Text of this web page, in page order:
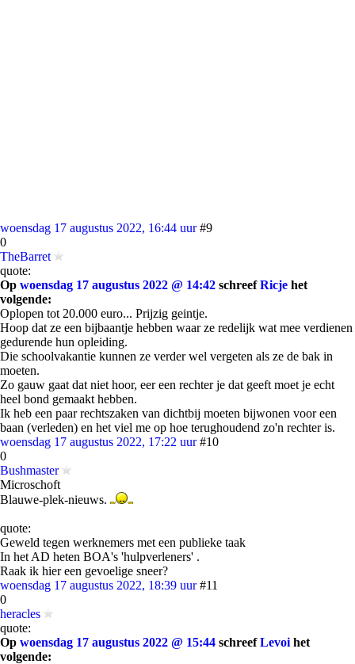
woensdag 17 augustus 2022, 16:44 uur #9
0
TheBarret
quote:
Op woensdag 17 augustus 2022 @ 14:42 schreefRicje het
volgende:
Oplopen tot 20.000 euro... Prijzig geintje.
Hoop dat ze een bijbaantje hebben waar ze redelijk wat mee verdienen
gedurende hun opleiding.
Die schoolvakantie kunnen ze verder wel vergeten als ze de bak in
moeten.
Zo gauw gaat dat niet hoor, eer een rechter je dat geeft moet je echt
heel bond gemaakt hebben.
Ik heb een paar rechtszaken van dichtbij moeten bijwonen voor een
baan (verleden) en het viel me op hoe terughoudend zo'n rechter is.
woensdag 17 augustus 2022, 17:22 uur #10
0
Bushmaster
Microschoft
Blauwe-plek-nieuws.
quote:
Geweld tegen werknemers met een publieke taak
In het AD heten BOA's 'hulpverleners' .
Raak ik hier een gevoelige sneer?
woensdag 17 augustus 2022, 18:39 uur #11
0
heracles
quote:
Op woensdag 17 augustus 2022 @ 15:44 schreefLevoi het
volgende: